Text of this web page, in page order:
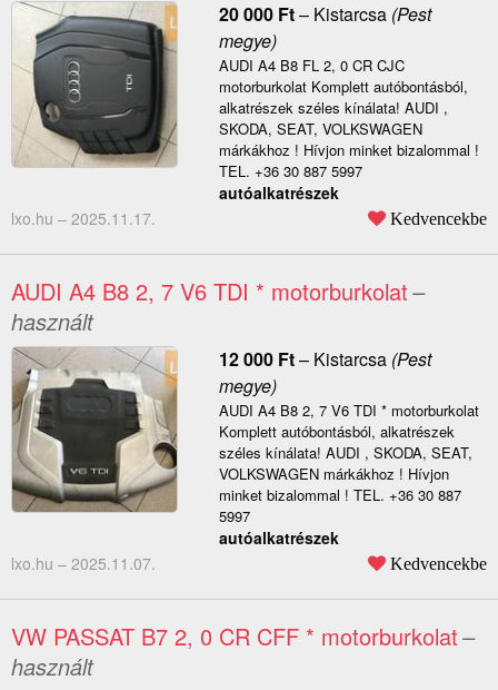
20 000 Ft– Kistarcsa(Pest
megye)
AUDI A4 B8 FL 2, 0 CR CJC
motorburkolat Komplett autóbontásból,
alkatrészek széles kínálata! AUDI ,
SKODA, SEAT, VOLKSWAGEN
márkákhoz ! Hívjon minket bizalommal !
TEL. +36 30 887 5997
autóalkatrészek
lxo.hu – 2025.11.17. Kedvencekbe
AUDI A4 B8 2, 7 V6 TDI * motorburkolat–
használt
12 000 Ft– Kistarcsa(Pest
megye)
AUDI A4 B8 2, 7 V6 TDI * motorburkolat
Komplett autóbontásból, alkatrészek
széles kínálata! AUDI , SKODA, SEAT,
VOLKSWAGEN márkákhoz ! Hívjon
minket bizalommal ! TEL. +36 30 887
5997
autóalkatrészek
lxo.hu – 2025.11.07. Kedvencekbe
VW PASSAT B7 2, 0 CR CFF * motorburkolat–
használt